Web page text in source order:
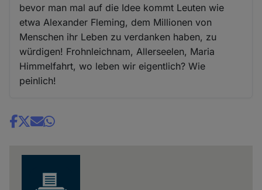
bevor man mal auf die Idee kommt Leuten wie
etwa Alexander Fleming, dem Millionen von
Menschen ihr Leben zu verdanken haben, zu
würdigen! Frohnleichnam, Allerseelen, Maria
Himmelfahrt, wo leben wir eigentlich? Wie
peinlich!
Share